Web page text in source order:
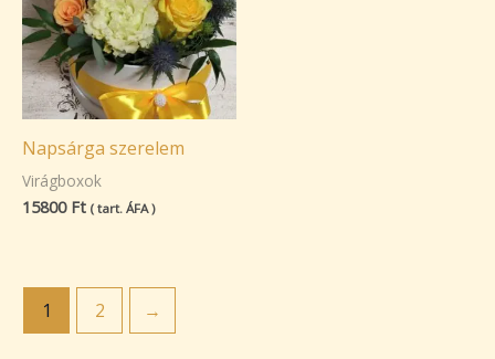
Napsárga szerelem
Virágboxok
15800 Ft ( tart. ÁFA )
1 2 →